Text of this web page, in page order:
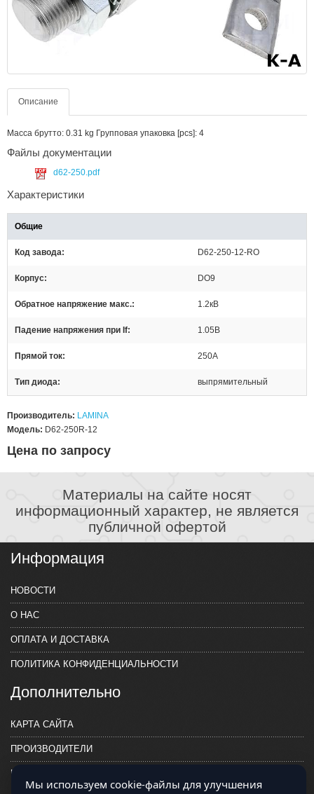
Описание
Масса брутто: 0.31 kg Групповая упаковка [pcs]: 4
Файлы документации
d62-250.pdf
Характеристики
Общие
Код завода D62-250-12-RO
Корпус DO9
Обратное напряжение макс. 1.2кВ
Падение напряжения при If 1.05В
Прямой ток 250А
Тип диода выпрямительный
Производитель: LAMINA
Модель: D62-250R-12
Цена по запросу
Материалы на сайте носят
информационный характер, не является
публичной офертой
Информация
НОВОСТИ
О НАС
ОПЛАТА И ДОСТАВКА
ПОЛИТИКА КОНФИДЕНЦИАЛЬНОСТИ
Дополнительно
КАРТА САЙТА
ПРОИЗВОДИТЕЛИ
КОНТАКТЫ
Мы используем cookie-файлы для улучшения